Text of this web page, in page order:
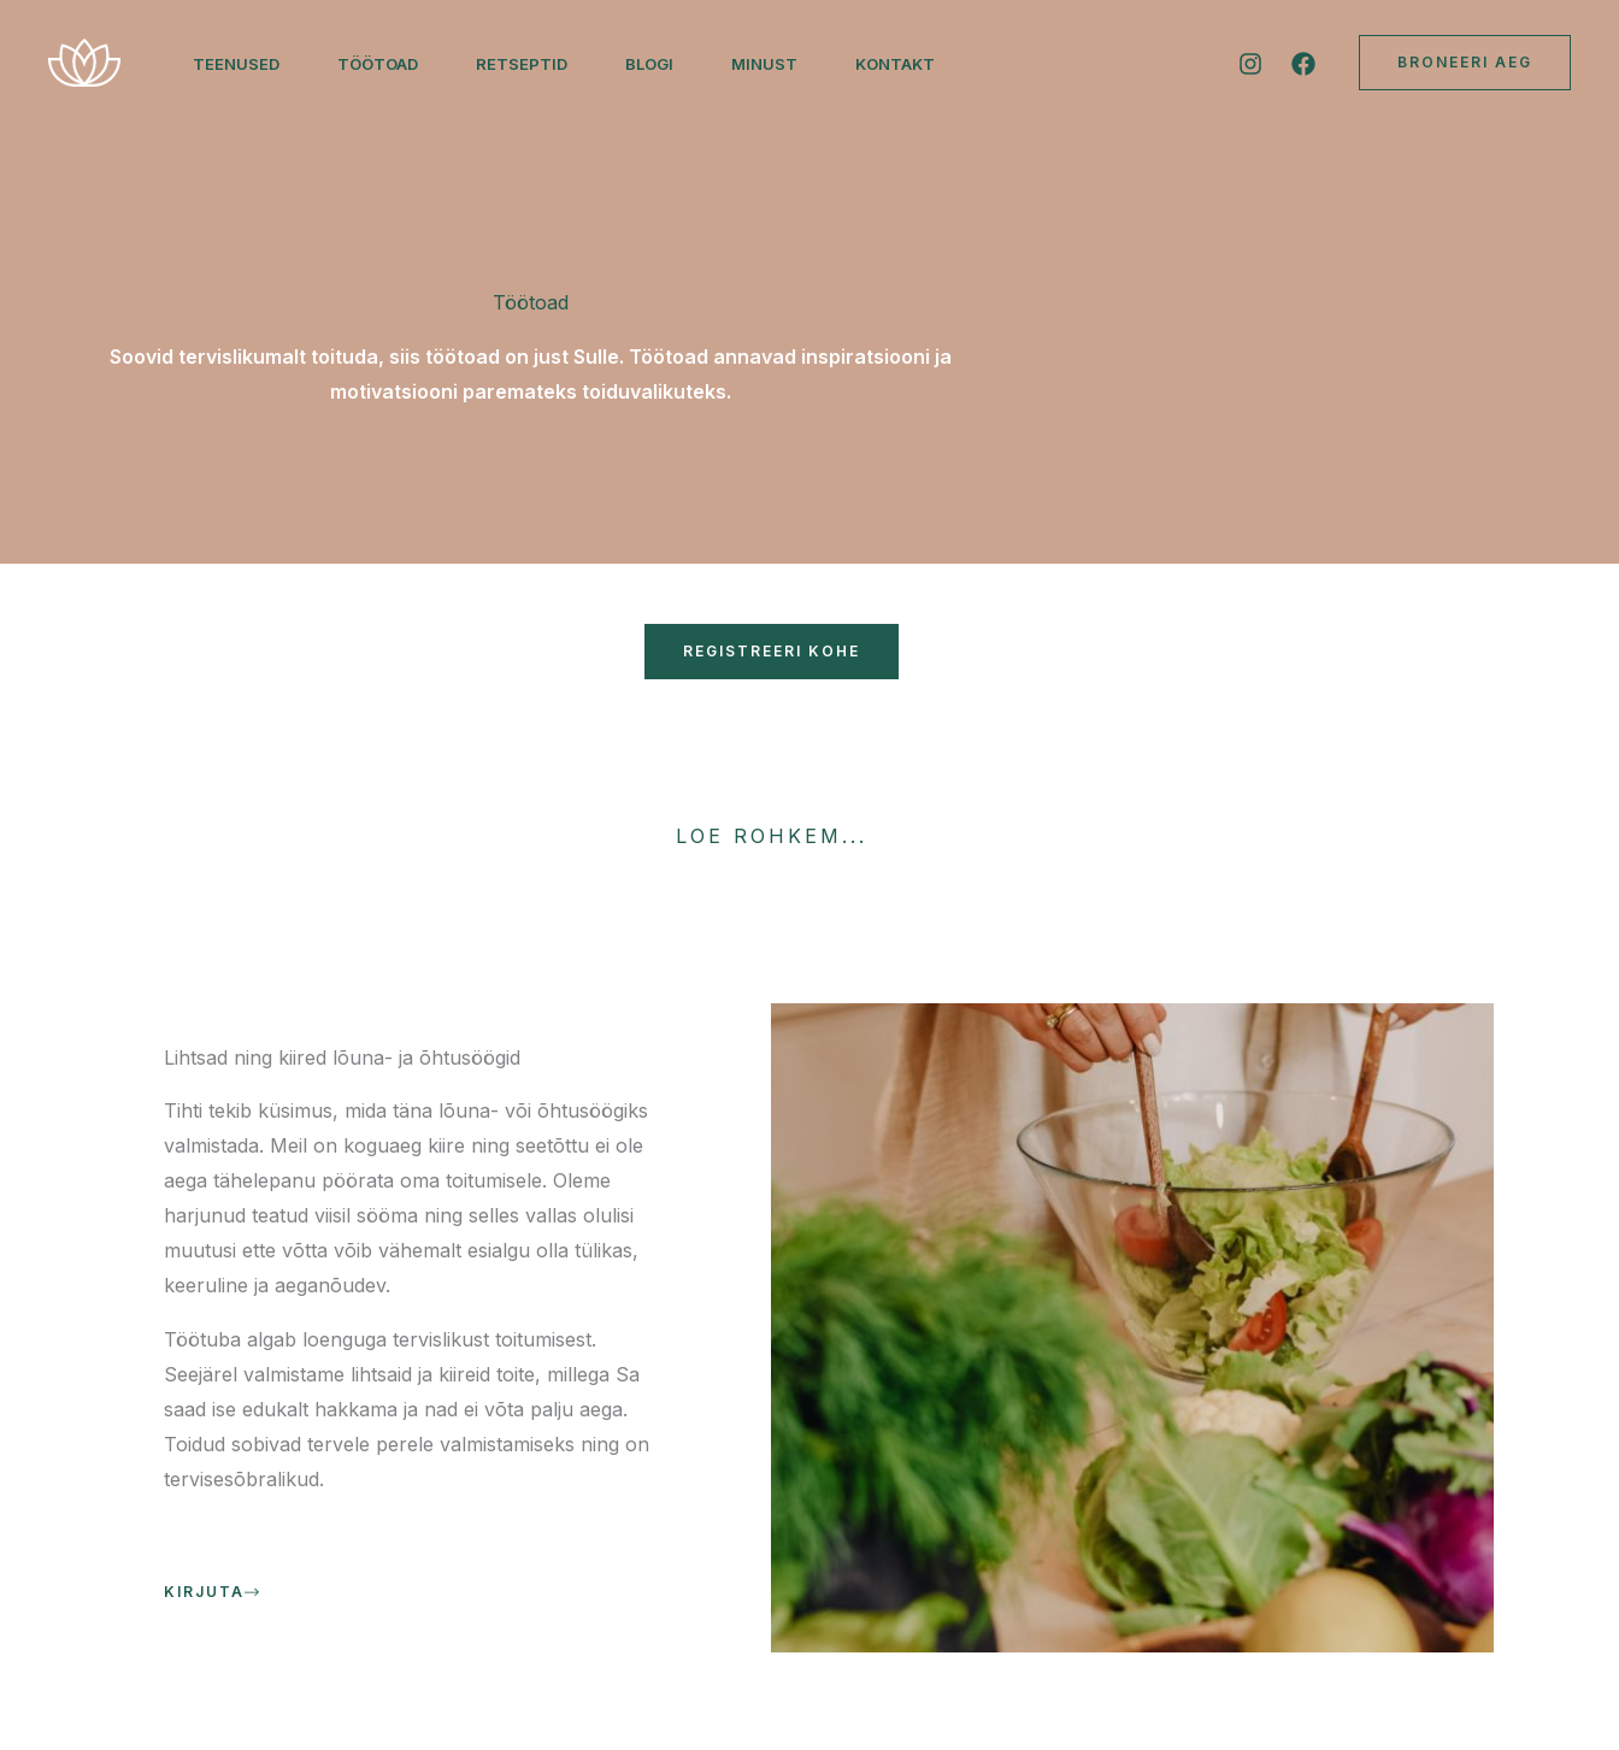
content
TEENUSED TÖÖTOAD RETSEPTID BLOGI MINUST KONTAKT BRONEERI AEG
Töötoad
Soovid tervislikumalt toituda, siis töötoad on just Sulle. Töötoad annavad inspiratsiooni ja
motivatsiooni paremateks toiduvalikuteks.
REGISTREERI KOHE
LOE ROHKEM...
Lihtsad ning kiired lõuna- ja õhtusöögid
Tihti tekib küsimus, mida täna lõuna- või õhtusöögiks
valmistada. Meil on koguaeg kiire ning seetõttu ei ole
aega tähelepanu pöörata oma toitumisele. Oleme
harjunud teatud viisil sööma ning selles vallas olulisi
muutusi ette võtta võib vähemalt esialgu olla tülikas,
keeruline ja aeganõudev.
Töötuba algab loenguga tervislikust toitumisest.
Seejärel valmistame lihtsaid ja kiireid toite, millega Sa
saad ise edukalt hakkama ja nad ei võta palju aega.
Toidud sobivad tervele perele valmistamiseks ning on
tervisesõbralikud.
KIRJUTA